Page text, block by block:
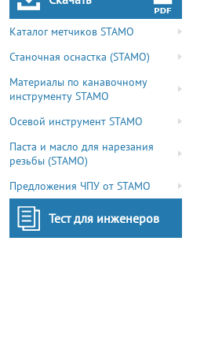
Каталог метчиков STAMO
Станочная оснастка (STAMO)
Материалы по канавочному
инструменту STAMO
Осевой инструмент STAMO
Паста и масло для нарезания
резьбы (STAMO)
Предложения ЧПУ от STAMO
Тест для инженеров